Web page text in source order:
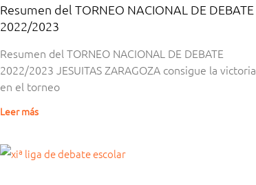
Resumen del TORNEO NACIONAL DE DEBATE
2022/2023
Resumen del TORNEO NACIONAL DE DEBATE
2022/2023 JESUITAS ZARAGOZA consigue la victoria
en el torneo
Leer más